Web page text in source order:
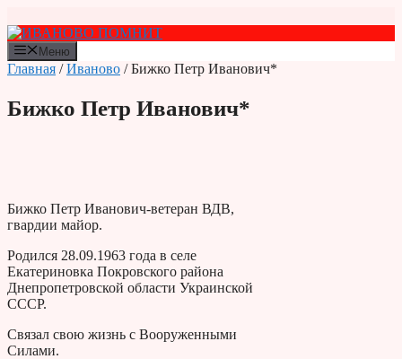
к
содержимому
Меню
Главная /Иваново / Бижко Петр Иванович*
Бижко Петр Иванович*
Бижко Петр Иванович-ветеран ВДВ,
гвардии майор.
Родился 28.09.1963 года в селе
Екатериновка Покровского района
Днепропетровской области Украинской
СССР.
Связал свою жизнь с Вооруженными
Силами.